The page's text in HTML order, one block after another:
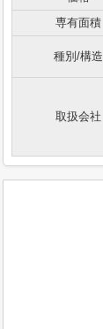
専有面積
種別/構造
取扱会社